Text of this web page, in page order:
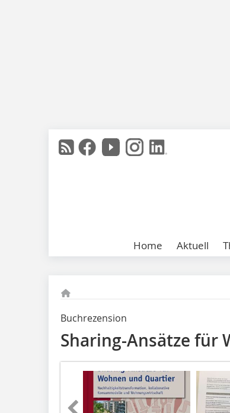
Home Aktuell
Buchrezension
Sharing-Ansätze für